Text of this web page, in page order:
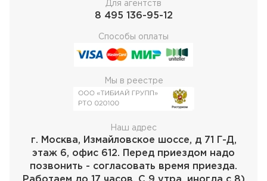
Для агентств
8 495 136-95-12
Способы оплаты
Мы в реестре
Наш адрес
г. Москва, Измайловское шоссе, д 71 Г-Д,
этаж 6, офис 612. Перед приездом надо
позвонить - согласовать время приезда.